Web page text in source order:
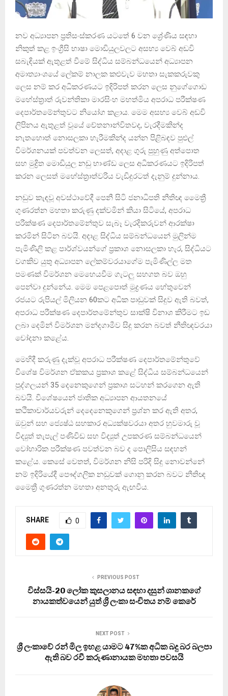
නව අධ්‍යාපන ප්‍රතිසංස්කරණ යටතේ 6 වන ශ්‍රේණිය සඳහා
නිකුත් කළ ඉංග්‍රීසි භාෂා මොඩියුලවලට අසභ්‍ය වෙබ් අඩවි
සබැඳියක් ඇතුළත් වීමේ සිද්ධිය සම්බන්ධයෙන් අධ්‍යාපන
අමාත්‍යාංශයේ ලේකම් නාලක කළුවැව මහතා සැකකරුවකු
ලෙස නම් කර අධිකරණයට ඉදිරිපත් කරන ලෙස නුගේගොඩ
මහේස්ත්‍රාත් රුවන්තිකා මාරසිංහ මහත්මිය අපරාධ පරීක්ෂණ
දෙපාර්තමේන්තුවට නියෝග කළාය. මෙම අසභ්‍ය වෙබ් අඩවි
ලිපිනය ඇතුළත් වූයේ චේතනාන්විතවද, වැරදීමකින්ද
නැතහොත් නොසලකා හැරීමකින්ද යන්න පිළිබඳව පුළුල්
විමර්ශනයක් පවත්වන ලෙසත්, අදාළ ගුරු පුහුණු අත්පොත
සහ මුද්‍රිත මොඩියුල නඩු භාණ්ඩ ලෙස අධිකරණයට ඉදිරිපත්
කරන ලෙසත් මහේස්ත්‍රාත්වරිය වැඩිදුරටත් දැනුම් දුන්නාය.
නඩුව කැඳවූ අවස්ථාවේදී පෙනී සිටි ජනාධිපති නීතිඥ මෛත්‍රී
ගුණරත්න මහතා කරුණු දක්වමින් කියා සිටියේ, අපරාධ
පරීක්ෂණ දෙපාර්තමේන්තුව සැබෑ වැරදිකරුවන් ආරක්ෂා
කරමින් සිටින බවයි. අදාළ සිද්ධිය සම්බන්ධයෙන් මුලින්ම
පැමිණිලි කළ පාර්ශ්වයන්ගේ ප්‍රකාශ නොසලකා හැර, සිද්ධියට
වගකිව යුතු අධ්‍යාපන ලේකම්වරයාගේම පැමිණිල්ල මත
පමණක් විමර්ශන මෙහෙයවීම ගැටලු සහගත බව ඔහු
පෙන්වා දුන්නේය. මෙම පෙළපොත් මුද්‍රණය හේතුවෙන්
රජයට රුපියල් මිලියන 60කට අධික පාඩුවක් සිදුව ඇති බවත්,
අපරාධ පරීක්ෂණ දෙපාර්තමේන්තුව සාක්ෂි විනාශ කිරීමට ඉඩ
ලබා දෙමින් විමර්ශන මන්දගාමීව සිදු කරන බවත් නීතිඥවරයා
චෝදනා කළේය.
මෙහිදී කරුණු දැක්වූ අපරාධ පරීක්ෂණ දෙපාර්තමේන්තුවේ
විශේෂ විමර්ශන ඒකකය ප්‍රකාශ කළේ සිද්ධිය සම්බන්ධයෙන්
පුද්ගලයන් 35 දෙනෙකුගෙන් ප්‍රකාශ සටහන් කරගෙන ඇති
බවයි. විශේෂයෙන් ජාතික අධ්‍යාපන ආයතනයේ
කථිකාචාර්යවරුන් දෙදෙනෙකුගෙන් ප්‍රශ්න කර ඇති අතර,
ඔවුන් සහ ජ්‍යෙෂ්ඨ සහකාර අධ්‍යක්ෂවරයා අතර හුවමාරු වූ
විද්‍යුත් තැපැල් පණිවිඩ සහ විද්‍යුත් උපකරණ සම්බන්ධයෙන්
වෝහාරික පරීක්ෂණ පවත්වන බව ද පොලිසිය සඳහන්
කළේය. කෙසේ වෙතත්, විමර්ශන නිසි පරිදි සිදු නොවන්නේ
නම් ඉදිරියේදී පෞද්ගලික නඩුවක් ගොනු කරන බවට නීතිඥ
මෛත්‍රී ගුණරත්න මහතා අනතුරු ඇඟවීය.
SHARE 0
PREVIOUS POST
විස්සයි-20 ලෝක කුසලානය සඳහා දසුන් ශානකගේ
නායකත්වයෙන් යුත් ශ්‍රී ලංකා සංචිතය නම් කෙරේ
NEXT POST
ශ්‍රී ලංකාවේ රන් මිල ඉහළ යාමට 47%ක අධික බදු බර බලපා
ඇති බව රවී කරුණානායක මහතා පවසයි